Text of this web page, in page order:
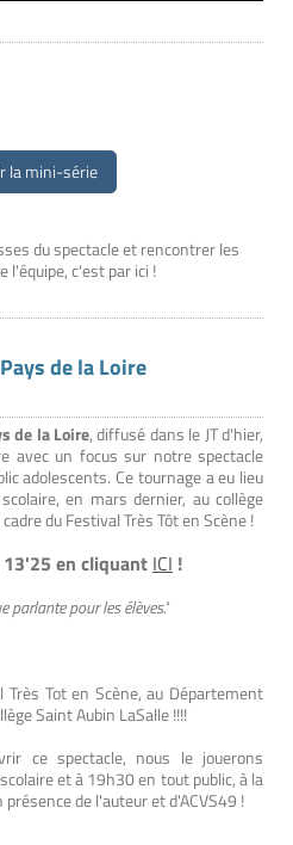
la mini-série
du spectacle et rencontrer les
l'équipe, c'est par ici !
de la Loire
de la Loire, diffusé dans le JT d'hier,
avec un focus sur notre spectacle
adolescents. Ce tournage a eu lieu
en mars dernier, au collège
du Festival Très Tôt en Scène !
en cliquant ICI !
parlante pour les élèves."
Tot en Scène, au Département
Saint Aubin LaSalle !!!!
ce spectacle, nous le jouerons
et à 19h30 en tout public, à la
de l'auteur et d'ACVS49 !